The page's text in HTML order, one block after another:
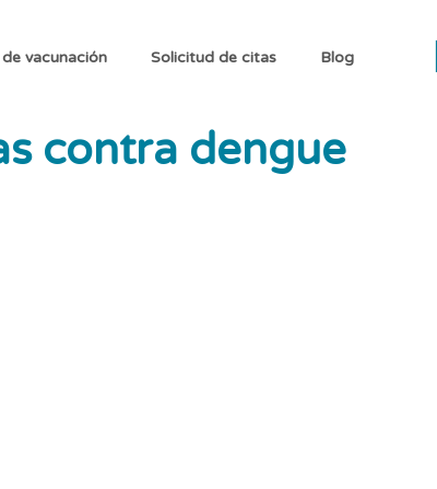
vacunación Solicitud de citas Blog
contra dengue